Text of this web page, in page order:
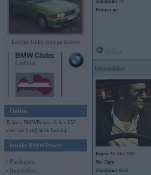
Latvijas lauku tūninga šedevri
Online
Pašreiz BMWPower skatās 152
viesi un 1 reģistrēti lietotāji.
Ienākt BMWPower
• Pieslēgties
• Reģistrēties
Ziņojumi: 72
Braucu ar:
bmwaddict
Kopš: 23. Oct 2002
No: Ogre
Ziņojumi: 8263